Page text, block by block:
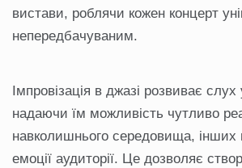
вистави, роблячи кожен концерт
непередбачуваним.
Імпровізація в джазі розвиває
надаючи їм можливість чутливо
навколишнього середовища, інших
емоції аудиторії. Це дозволяє